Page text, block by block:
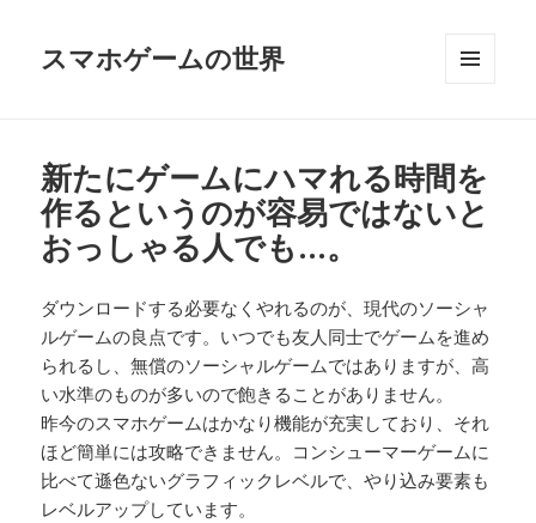
スマホゲームの世界
新たにゲームにハマれる時間を
作るというのが容易ではないと
おっしゃる人でも…。
ダウンロードする必要なくやれるのが、現代のソーシャ
ルゲームの良点です。いつでも友人同士でゲームを進め
られるし、無償のソーシャルゲームではありますが、高
い水準のものが多いので飽きることがありません。
昨今のスマホゲームはかなり機能が充実しており、それ
ほど簡単には攻略できません。コンシューマーゲームに
比べて遜色ないグラフィックレベルで、やり込み要素も
レベルアップしています。